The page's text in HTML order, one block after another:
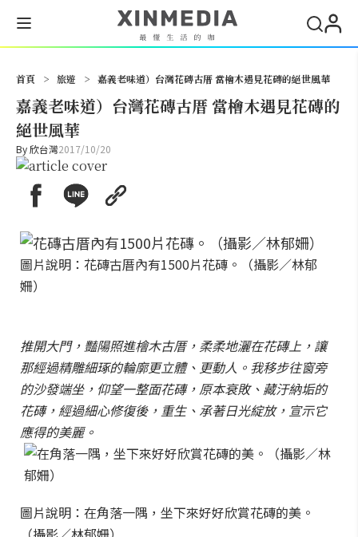
首頁 > 旅遊 > 嘉義老味道）台灣花磚古厝 當檜木遇見花磚的絕世風華
嘉義老味道）台灣花磚古厝 當檜木遇見花磚的
絕世風華
By欣台灣2017/10/20
圖片說明：花磚古厝內有1500片花磚。（攝影／林郁
姍）
推開大門，豔陽照進檜木古厝，柔柔地灑在花磚上，讓
那經過精雕細琢的輪廓更立體、更動人。我移步往窗旁
的沙發端坐，仰望一整面花磚，原本衰敗、藏汙納垢的
花磚，經過細心修復後，重生、承著日光綻放，宣示它
應得的美麗。
圖片說明：在角落一隅，坐下來好好欣賞花磚的美。